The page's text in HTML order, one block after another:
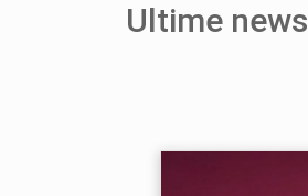
Ultime news